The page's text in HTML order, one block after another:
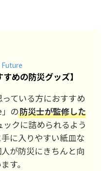
すめの防災グッズ】
ている方におすすめ
の防災士が監修した
クに詰められるよう
に入りやすい紙皿な
が防災にきちんと向
す。